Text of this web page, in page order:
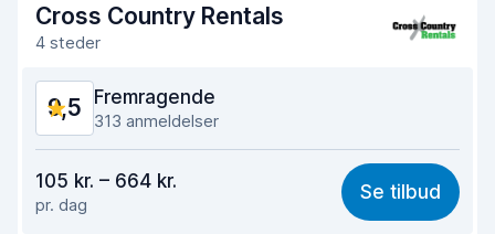
Afleveringshastighed
Bilens tilstand
Cross Country Rentals
4 steder
9,5 Fremragende
313 anmeldelser
9,3
Nemt at finde 9,2
105 kr. – 664 kr.
pr. dag
Se tilbud